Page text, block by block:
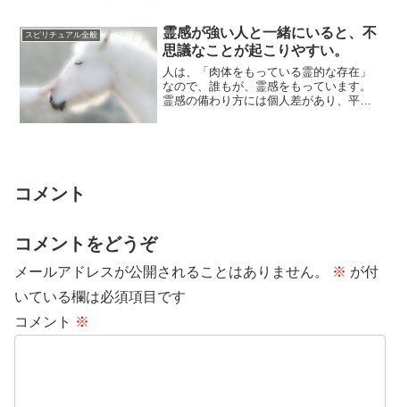
スピリチュアル全般
霊感が強い人と一緒にいると、不
思議なことが起こりやすい。
人は、「肉体をもっている霊的な存在」
なので、誰もが、霊感をもっています。
霊感の備わり方には個人差があり、平均
コメント
コメントをどうぞ
メールアドレスが公開されることはありません。 ※ が付
いている欄は必須項目です
コメント ※